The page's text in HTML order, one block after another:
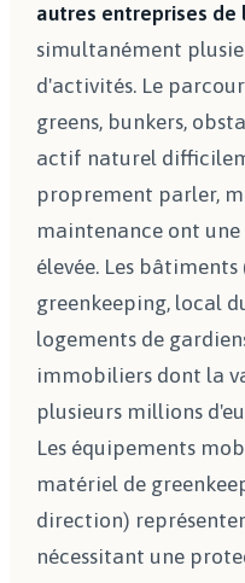
autres entreprises de
simultanément
d'activités. Le
greens, bunkers,
actif naturel
proprement parler,
maintenance ont
élevée. Les
greenkeeping, local
logements de
immobiliers dont la
plusieurs millions
Les équipements
matériel de
direction)
nécessitant une